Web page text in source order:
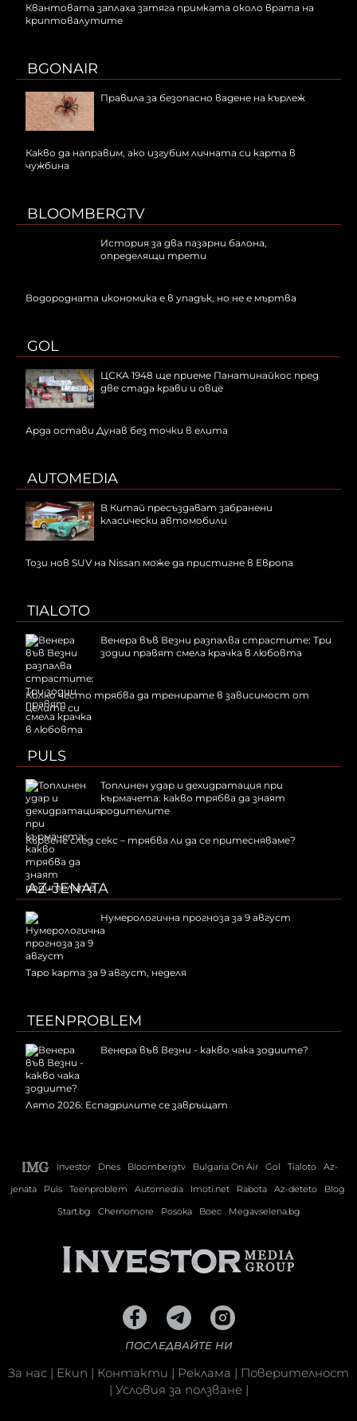
Квантовата заплаха затяга примката около врата на
криптовалутите
BGONAIR
Правила за безопасно вадене на кърлеж
Какво да направим, ако изгубим личната си карта в
чужбина
BLOOMBERGTV
История за два пазарни балона,
определящи трети
Водородната икономика е в упадък, но не е мъртва
GOL
ЦСКА 1948 ще приеме Панатинайкос пред
две стада крави и овце
Арда остави Дунав без точки в елита
AUTOMEDIA
В Китай пресъздават забранени
класически автомобили
Този нов SUV на Nissan може да пристигне в Европа
TIALOTO
Венера във Везни разпалва страстите: Три
зодии правят смела крачка в любовта
Колко често трябва да тренирате в зависимост от
целите си
PULS
Топлинен удар и дехидратация при
кърмачета: какво трябва да знаят
родителите
Кървене след секс – трябва ли да се притесняваме?
AZ-JENATA
Нумерологична прогноза за 9 август
Таро карта за 9 август, неделя
TEENPROBLEM
Венера във Везни - какво чака зодиите?
Лято 2026: Еспадрилите се завръщат
Investor Dnes Bloombergtv Bulgaria On Air Gol Tialoto
Az-
jenata
Puls Teenproblem Automedia Imoti.net Rabota Az-deteto
Blog
Start.bg
Chernomore Posoka Boec Megavselena.bg
ПОСЛЕДВАЙТЕ НИ
За нас | Екип | Контакти | Реклама | Поверителност
| Условия за ползване|